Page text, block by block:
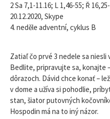
2 Sa 7,1-11.16; L 1,46-55; Ř
20.12.2020, Skype
4. neděle adventní, cyklus B
Zatiaľ čo prvé 3 nedele sa niesli
Bedlite, pripravujte sa, konajte
dôrazoch. Dávid chce konať –
v dome a užíva si pohodlie,
stan, šiator putovných
Hospodin má na to iný názor.